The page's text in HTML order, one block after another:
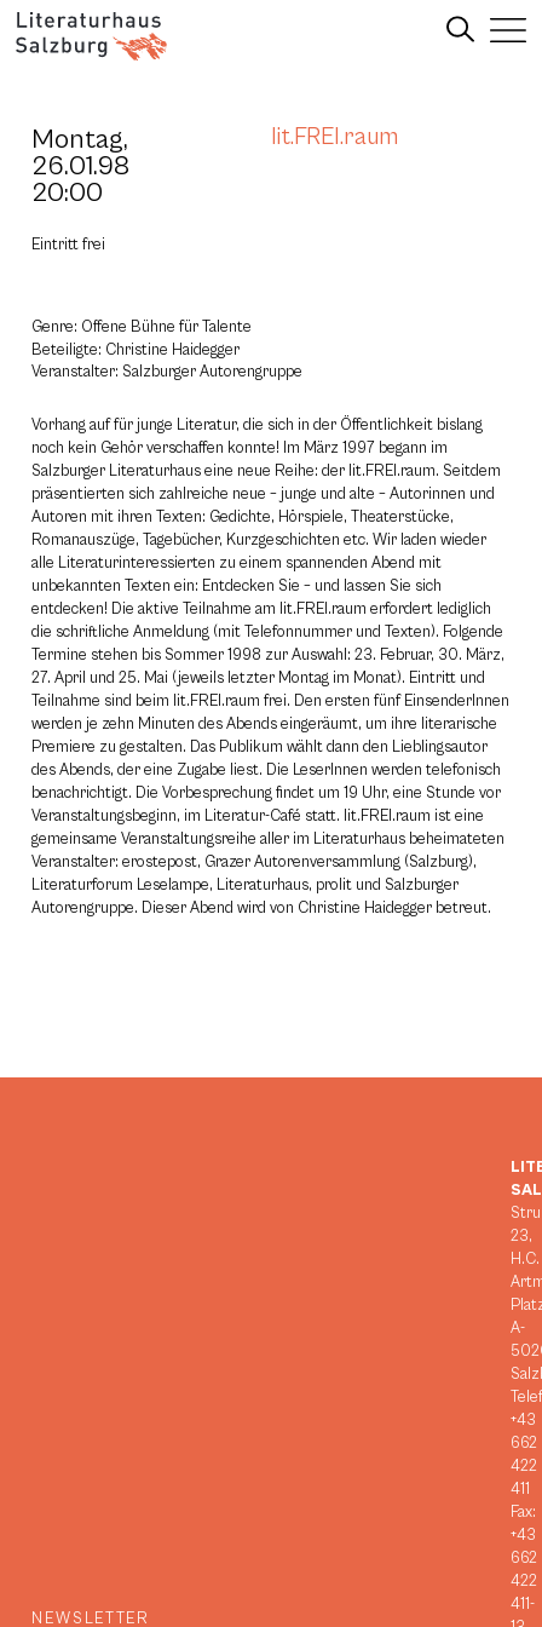
Montag,
26.01.98
20:00
lit.FREI.raum
Eintritt frei
Genre: Offene Bühne für Talente
Beteiligte: Christine Haidegger
Veranstalter: Salzburger Autorengruppe
Vorhang auf für junge Literatur, die sich in der Öffentlichkeit bislang
noch kein Gehör verschaffen konnte! Im März 1997 begann im
Salzburger Literaturhaus eine neue Reihe: der lit.FREI.raum. Seitdem
präsentierten sich zahlreiche neue – junge und alte – Autorinnen und
Autoren mit ihren Texten: Gedichte, Hörspiele, Theaterstücke,
Romanauszüge, Tagebücher, Kurzgeschichten etc. Wir laden wieder
alle Literaturinteressierten zu einem spannenden Abend mit
unbekannten Texten ein: Entdecken Sie – und lassen Sie sich
entdecken! Die aktive Teilnahme am lit.FREI.raum erfordert lediglich
die schriftliche Anmeldung (mit Telefonnummer und Texten). Folgende
Termine stehen bis Sommer 1998 zur Auswahl: 23. Februar, 30. März,
27. April und 25. Mai (jeweils letzter Montag im Monat). Eintritt und
Teilnahme sind beim lit.FREI.raum frei. Den ersten fünf EinsenderInnen
werden je zehn Minuten des Abends eingeräumt, um ihre literarische
Premiere zu gestalten. Das Publikum wählt dann den Lieblingsautor
des Abends, der eine Zugabe liest. Die LeserInnen werden telefonisch
benachrichtigt. Die Vorbesprechung findet um 19 Uhr, eine Stunde vor
Veranstaltungsbeginn, im Literatur-Café statt. lit.FREI.raum ist eine
gemeinsame Veranstaltungsreihe aller im Literaturhaus beheimateten
Veranstalter: erostepost, Grazer Autorenversammlung (Salzburg),
Literaturforum Leselampe, Literaturhaus, prolit und Salzburger
Autorengruppe. Dieser Abend wird von Christine Haidegger betreut.
NEWSLETTER
23,
H.C.
A-
+43
662
422
411
Fax:
+43
662
422
411-